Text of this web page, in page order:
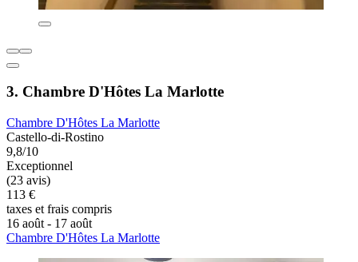
3. Chambre D'Hôtes La Marlotte
Chambre D'Hôtes La Marlotte
Castello-di-Rostino
9,8/10
Exceptionnel
(23 avis)
113 €
taxes et frais compris
16 août - 17 août
Chambre D'Hôtes La Marlotte